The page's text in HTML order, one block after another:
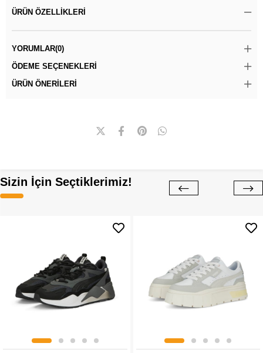
ÜRÜN ÖZELLIKLERI
YORUMLAR(0)
ÖDEME SEÇENEKLERI
ÜRÜN ÖNERILERI
Sizin İçin Seçtiklerimiz!